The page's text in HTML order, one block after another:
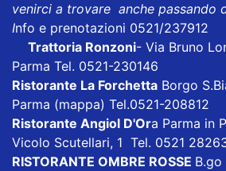
venirci a trovare anche passando
Info e prenotazioni 0521/237912
Trattoria Ronzoni- Via Bruno
Parma Tel. 0521-230146
Ristorante La Forchetta Borgo
Parma (mappa) Tel.0521-208812
Ristorante Angiol D'Ora Parma in
Vicolo Scutellari, 1 Tel. 0521
RISTORANTE OMBRE ROSSE B.go